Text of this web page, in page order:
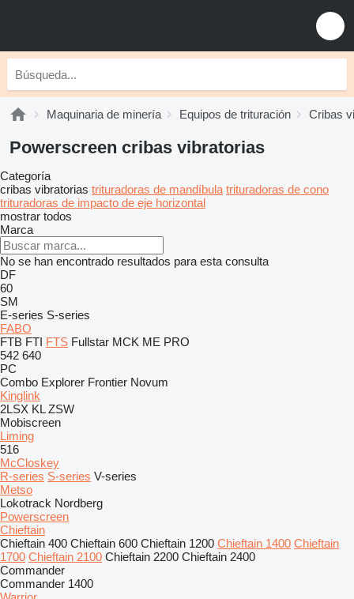
Maquinaria de minería Equipos de trituración Cribas
Powerscreen cribas vibratorias
Categoría
cribas vibratorias trituradoras de mandíbula trituradoras de cono
trituradoras de impacto de eje horizontal
mostrar todos
Marca
No se han encontrado resultados para esta consulta
DF
60
SM
E-series S-series
FABO
FTB FTI FTS Fullstar MCK ME PRO
542 640
PC
Combo Explorer Frontier Novum
Kinglink
2LSX KL ZSW
Mobiscreen
Liming
516
McCloskey
R-series S-series V-series
Metso
Lokotrack Nordberg
Powerscreen
Chieftain
Chieftain 400 Chieftain 600 Chieftain 1200 Chieftain 1400 Chieftain
1700 Chieftain 2100 Chieftain 2200 Chieftain 2400
Commander
Commander 1400